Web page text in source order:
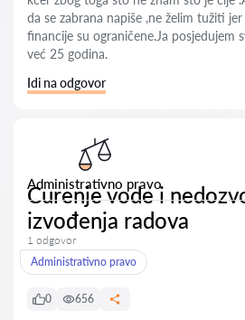
da se zabrana napiše ,ne želim tužiti
financije su ograničene.Ja posjedujem
već 25 godina.
Idi na odgovor
Administrativno pravo
Curenje vode i
izvođenja radova
1 odgovor
Administrativno pravo
0 656